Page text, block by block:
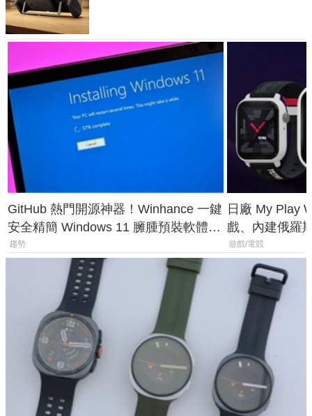
GitHub 熱門開源神器！Winhance 一鍵
安全精簡 Windows 11 臃腫預裝軟體與
後台追蹤
趨勢
日廠 My Play
戲、內建俄羅
過竟然不能連
遊戲/電競